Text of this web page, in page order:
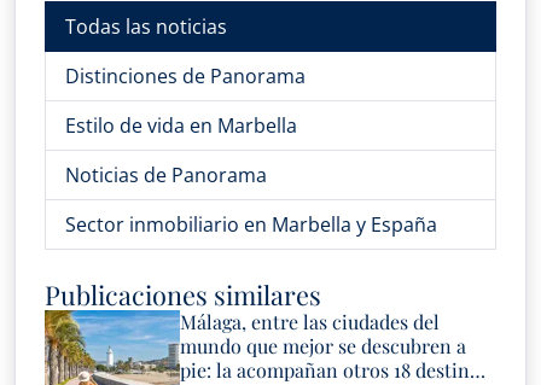
Todas las noticias
Distinciones de Panorama
Estilo de vida en Marbella
Noticias de Panorama
Sector inmobiliario en Marbella y España
Publicaciones similares
Málaga, entre las ciudades del
mundo que mejor se descubren a
pie: la acompañan otros 18 destinos